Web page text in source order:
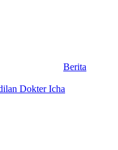
Berita
Dokter Icha